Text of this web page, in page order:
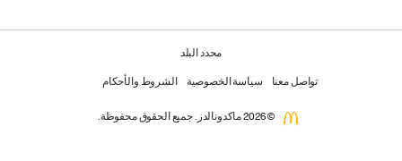
محدد البلد
تواصل معنا سياسة الخصوصية الشروط والأحكام
© 2026 ماكدونالدز. جميع الحقوق محفوظة.